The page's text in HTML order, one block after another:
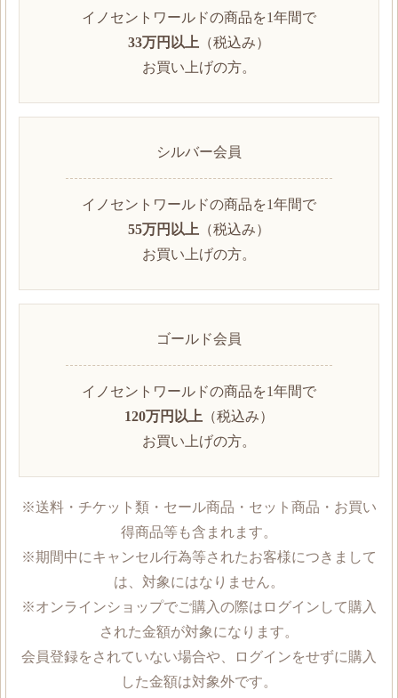
イノセントワールドの商品を1年間で
33万円以上 （税込み）
お買い上げの方。
シルバー会員
イノセントワールドの商品を1年間で
55万円以上 （税込み）
お買い上げの方。
ゴールド会員
イノセントワールドの商品を1年間で
120万円以上 （税込み）
お買い上げの方。
※送料・チケット類・セール商品・セット商品・お買い
得商品等も含まれます。
※期間中にキャンセル行為等されたお客様につきまして
は、対象にはなりません。
※オンラインショップでご購入の際はログインして購入
された金額が対象になります。
会員登録をされていない場合や、ログインをせずに購入
した金額は対象外です。